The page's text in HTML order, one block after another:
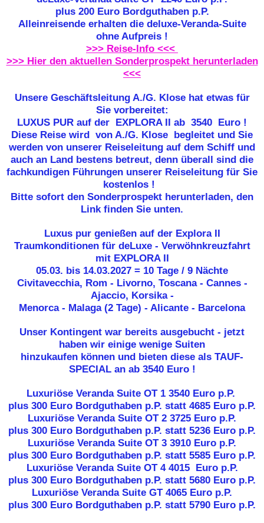
plus 200 Euro Bordguthaben p.P.
Alleinreisende erhalten die deluxe-Veranda-Suite
ohne Aufpreis !
>>> Reise-Info <<<
>>> Hier den aktuellen Sonderprospekt herunterladen
<<<
Unsere Geschäftsleitung A./G. Klose hat etwas für
Sie vorbereitet:
LUXUS PUR auf der EXPLORA II ab 3540 Euro !
Diese Reise wird von A./G. Klose begleitet und Sie
werden von unserer Reiseleitung auf dem Schiff und
auch an Land bestens betreut, denn überall sind die
fachkundigen Führungen unserer Reiseleitung für Sie
kostenlos !
Bitte sofort den Sonderprospekt herunterladen, den
Link finden Sie unten.
Luxus pur genießen auf der Explora II
Traumkonditionen für deLuxe - Verwöhnkreuzfahrt
mit EXPLORA II
05.03. bis 14.03.2027 = 10 Tage / 9 Nächte
Civitavecchia, Rom - Livorno, Toscana - Cannes -
Ajaccio, Korsika -
Menorca - Malaga (2 Tage) - Alicante - Barcelona
Unser Kontingent war bereits ausgebucht - jetzt
haben wir einige wenige Suiten
hinzukaufen können und bieten diese als TAUF-
SPECIAL an ab 3540 Euro !
Luxuriöse Veranda Suite OT 1 3540 Europ.P.
plus 300 Euro Bordguthaben p.P. statt 4685 Euro p.P.
Luxuriöse Veranda Suite OT 2 3725 Euro p.P.
plus 300 Euro Bordguthaben p.P. statt 5236 Euro p.P.
Luxuriöse Veranda Suite OT 3 3910 Euro p.P.
plus 300 Euro Bordguthaben p.P. statt 5585 Euro p.P.
Luxuriöse Veranda Suite OT 4 4015 Euro p.P.
plus 300 Euro Bordguthaben p.P. statt 5680 Euro p.P.
Luxuriöse Veranda Suite GT 4065 Euro p.P.
plus 300 Euro Bordguthaben p.P. statt 5790 Euro p.P.